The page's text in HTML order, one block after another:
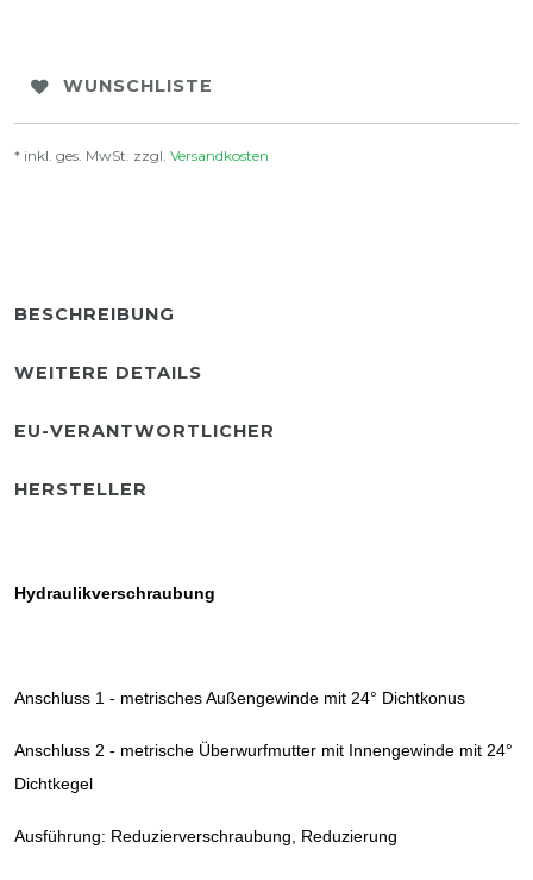
WUNSCHLISTE
* inkl. ges. MwSt. zzgl. Versandkosten
BESCHREIBUNG
WEITERE DETAILS
EU-VERANTWORTLICHER
HERSTELLER
Hydraulikverschraubung
Anschluss 1 - metrisches Außengewinde mit 24° Dichtkonus
Anschluss 2 - metrische Überwurfmutter mit Innengewinde mit 24°
Dichtkegel
Ausführung: Reduzierverschraubung, Reduzierung